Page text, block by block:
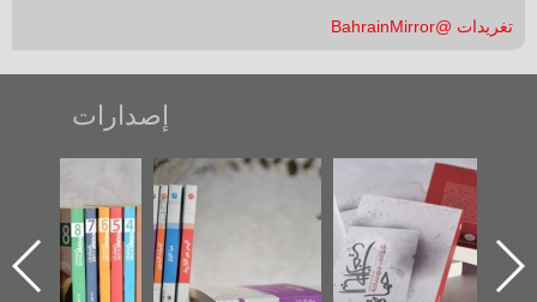
تغريدات @BahrainMirror
إصدارات
"حماة الباب الأخير":
الإصدار الأول عن
اعتصام الدراز
وأحداث ساحة
تصنيف موضوعي
للوثائق البريطانية
يقدمه «مركز أوال»
في سلسلة من 5
تصدر حصاد
الساحات 2019